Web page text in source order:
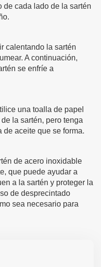
de cada lado de la sartén
calentando la sartén
A continuación,
se enfríe a
una toalla de papel
la sartén, pero tenga
aceite que se forma.
de acero inoxidable
que puede ayudar a
a la sartén y proteger la
de desprecintado
sea necesario para